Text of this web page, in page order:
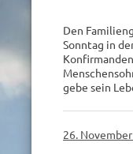
Den
Sonntag in
gebe sein
26.